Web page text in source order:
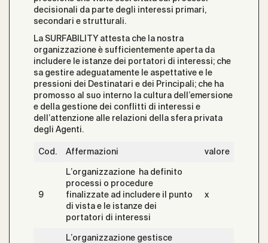
decisionali da parte degli interessi primari,
secondari e strutturali.
La SURFABILITY attesta che la nostra
organizzazione è sufficientemente aperta da
includere le istanze dei portatori di interessi; che
sa gestire adeguatamente le aspettative e le
pressioni dei Destinatari e dei Principali; che ha
promosso al suo interno la cultura dell’emersione
e della gestione dei conflitti di interessi e
dell’attenzione alle relazioni della sfera privata
degli Agenti.
Cod. Affermazioni valore
9
L’organizzazione ha definito
processi o procedure
finalizzate ad includere il punto
di vista e le istanze dei
portatori di interessi
x
L’organizzazione gestisce